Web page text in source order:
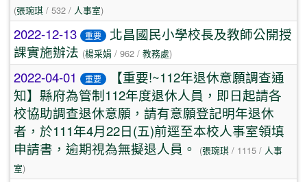
(張琬琪 / 532 / 人事室)
2022-12-13 重要
北昌國民小學校長及教師公開授
課實施辦法 (楊采娟 / 962 / 教務處)
2022-04-01 重要
【重要!~112年退休意願調查通
知】縣府為管制112年度退休人員，即日起請各
校協助調查退休意願，請有意願登記明年退休
者，於111年4月22日(五)前逕至本校人事室領填
申請書，逾期視為無擬退人員。
(張琬琪 / 1115 / 人事
室)